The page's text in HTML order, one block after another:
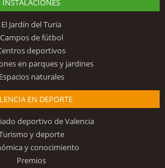
INSTALACIONES
El Jardín del Turia
Campos de fútbol
deportivos
en parques y jardines
Espacios naturales
EN DEPORTE
deportivo de Valencia
y deporte
y conocimiento
Premios